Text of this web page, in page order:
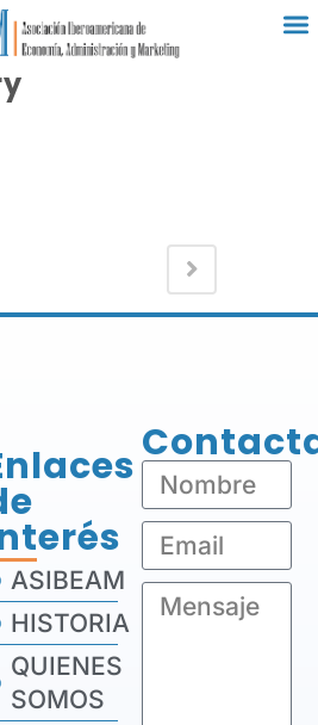
ASIBEAM
HISTORIA
QUIENES
SOMOS